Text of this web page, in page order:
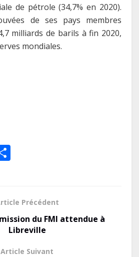
de pétrole (34,7% en 2020).
de ses pays membres
milliards de barils à fin 2020,
mondiales.
g
er
Précédent
du FMI attendue à
Libreville
Article Suivant